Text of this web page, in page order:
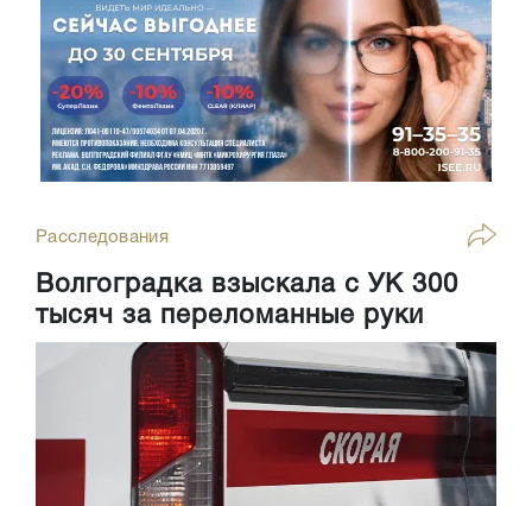
Расследования
Волгоградка взыскала с УК 300
тысяч за переломанные руки